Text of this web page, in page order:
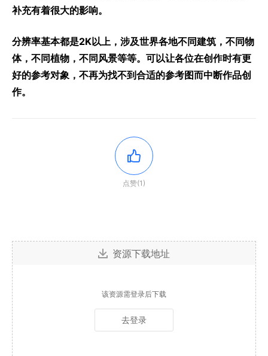
补充有着很大的影响。
分辨率基本都是2K以上，涉及世界各地不同建筑，不同物
体，不同植物，不同风景等等。可以让各位在创作时有更
好的参考对象，不再为找不到合适的参考图而中断作品创
作。
点赞(1)
资源下载地址
该资源需登录后下载
去登录